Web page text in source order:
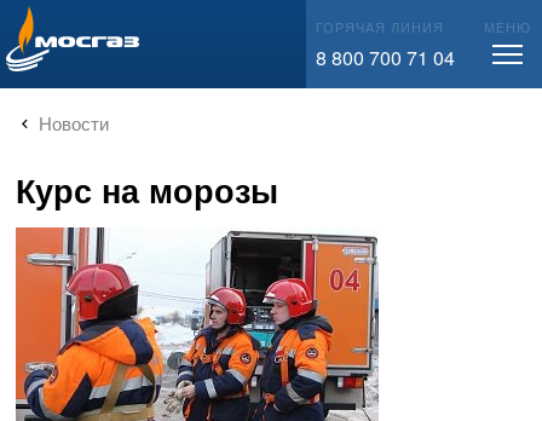
info@mos-gaz.ru ГОРЯЧАЯ ЛИНИЯ
8 800 700 71 04
МЕНЮ
Новости
Курс на морозы